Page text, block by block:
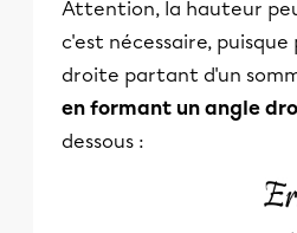
Attention, la hauteur
c'est nécessaire,
droite partant d'un
en formant un angle
dessous :